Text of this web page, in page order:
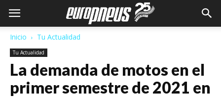
Inicio Tu Actualidad
Tu Actualidad
La demanda de motos en el
primer semestre de 2021 en